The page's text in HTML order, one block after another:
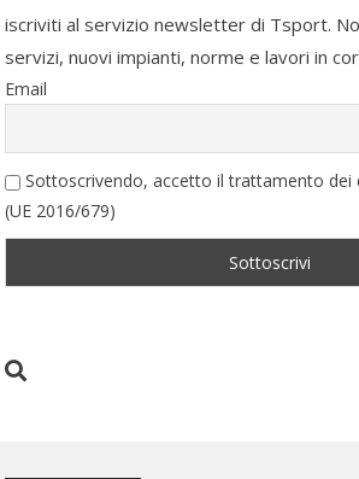
iscriviti al servizio newsletter di Tsport.
servizi, nuovi impianti, norme e lavori in
Email
Sottoscrivendo, accetto il trattamento dei
(UE 2016/679)